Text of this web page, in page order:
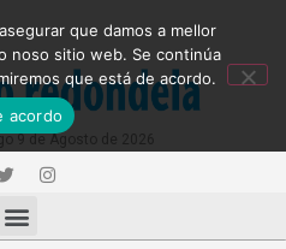
que damos a mellor
noso sitio web. Se continúa
que está de acordo.
acordo